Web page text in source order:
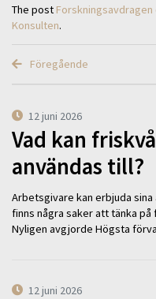
The post Forskningsavdragen
Konsulten.
Föregående
12 juni 2026
Vad kan
användas till?
Arbetsgivare kan erbjuda
finns några saker att tänka
Nyligen avgjorde Högsta
12 juni 2026